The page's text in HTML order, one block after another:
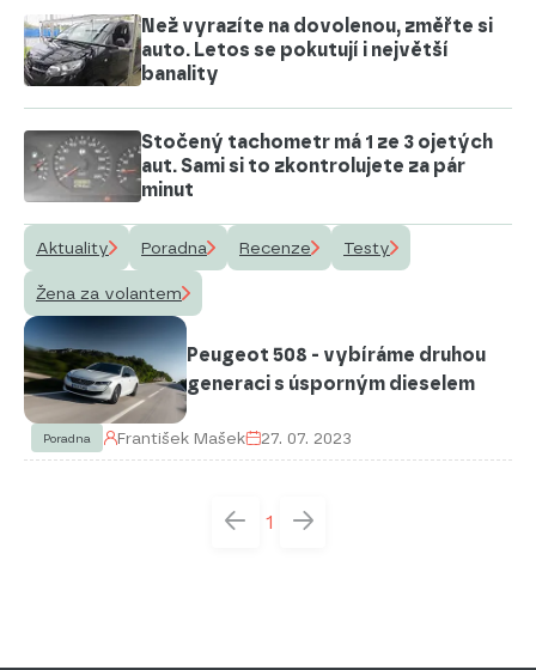
Než vyrazíte na dovolenou, změřte si
auto. Letos se pokutují i největší
banality
Stočený tachometr má 1 ze 3 ojetých
aut. Sami si to zkontrolujete za pár
minut
Aktuality Poradna Recenze Testy
Žena za volantem
Peugeot 508 - vybíráme druhou
generaci s úsporným dieselem
Poradna František Mašek 27. 07. 2023
1